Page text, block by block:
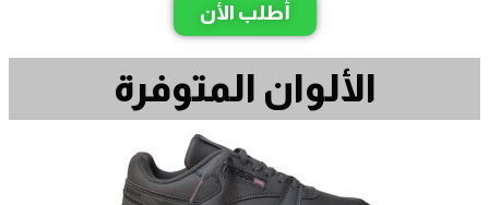
أطلب الأن
الألوان المتوفرة